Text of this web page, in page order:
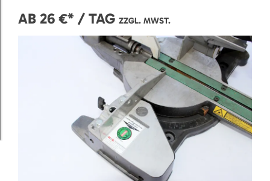
AB 26 €* / TAG ZZGL. MWST.